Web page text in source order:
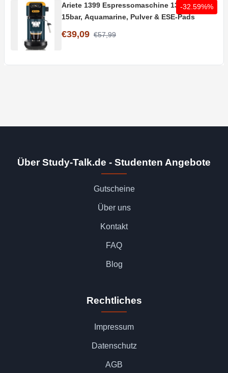
Ariete 1399 Espressomaschine 1300 W, 1,1L,
15bar, Aquamarine, Pulver & ESE-Pads
€39,09 €57,99
-32.59%%
Über Study-Talk.de - Studenten Angebote
Gutscheine
Über uns
Kontakt
FAQ
Blog
Rechtliches
Impressum
Datenschutz
AGB